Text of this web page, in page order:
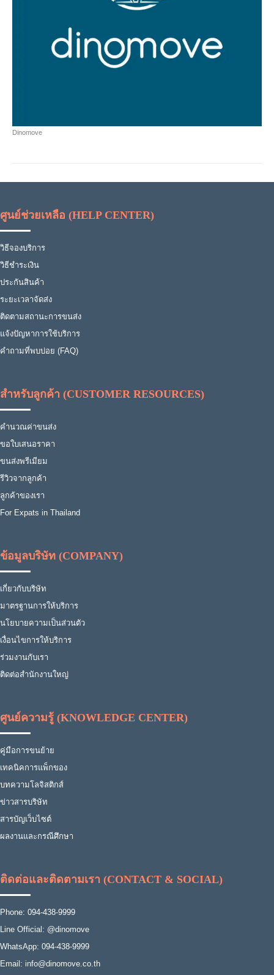
Dinomove
ศูนย์ช่วยเหลือ (HELP CENTER)
วิธีจองบริการ
วิธีชำระเงิน
ประกันสินค้า
ระยะเวลาจัดส่ง
ติดตามสถานะการขนส่ง
แจ้งปัญหาการใช้บริการ
คำถามที่พบบ่อย (FAQ)
สำหรับลูกค้า (CUSTOMER RESOURCES)
คำนวณค่าขนส่ง
ขอใบเสนอราคา
ขนส่งพรีเมียม
รีวิวจากลูกค้า
ลูกค้าของเรา
For Expats in Thailand
ข้อมูลบริษัท (COMPANY)
เกี่ยวกับบริษัท
มาตรฐานการให้บริการ
นโยบายความเป็นส่วนตัว
เงื่อนไขการให้บริการ
ร่วมงานกับเรา
ติดต่อสำนักงานใหญ่
ศูนย์ความรู้ (KNOWLEDGE CENTER)
คู่มือการขนย้าย
เทคนิคการแพ็กของ
บทความโลจิสติกส์
ข่าวสารบริษัท
สารบัญเว็บไซต์
ผลงานและกรณีศึกษา
ติดต่อและติดตามเรา (CONTACT & SOCIAL)
Phone: 094-438-9999
Line Official: @dinomove
WhatsApp: 094-438-9999
Email: info@dinomove.co.th